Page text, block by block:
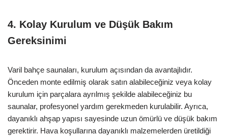
4. Kolay Kurulum ve Düşük Bakım
Gereksinimi
Varil bahçe saunaları, kurulum açısından da avantajlıdır.
Önceden monte edilmiş olarak satın alabileceğiniz veya kolay
kurulum için parçalara ayrılmış şekilde alabileceğiniz bu
saunalar, profesyonel yardım gerekmeden kurulabilir. Ayrıca,
dayanıklı ahşap yapısı sayesinde uzun ömürlü ve düşük bakım
gerektirir. Hava koşullarına dayanıklı malzemelerden üretildiği